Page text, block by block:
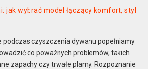
jak wybrać model łączący komfort, styl
podczas czyszczenia dywanu popełniamy
do poważnych problemów, takich
zapachy czy trwałe plamy. Rozpoznanie